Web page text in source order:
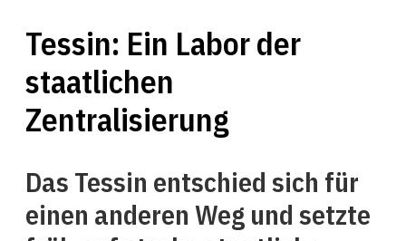
Tessin: Ein Labor der
staatlichen
Zentralisierung
Das Tessin entschied sich für
einen anderen Weg und setzte